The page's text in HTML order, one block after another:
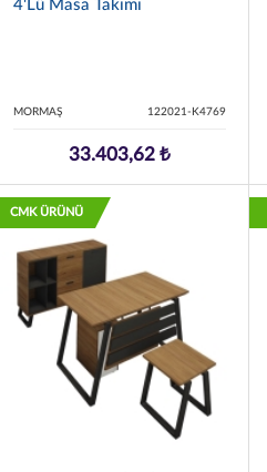
4'lü Masa Takımı
MORMAŞ 122021-K4769
33.403,62 ₺
CMK ÜRÜNÜ